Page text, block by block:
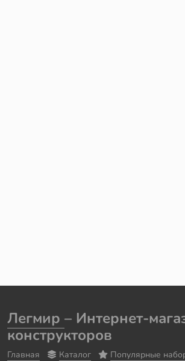
Легмир – Интернет-
конструкторов
Главная Каталог
Популярные